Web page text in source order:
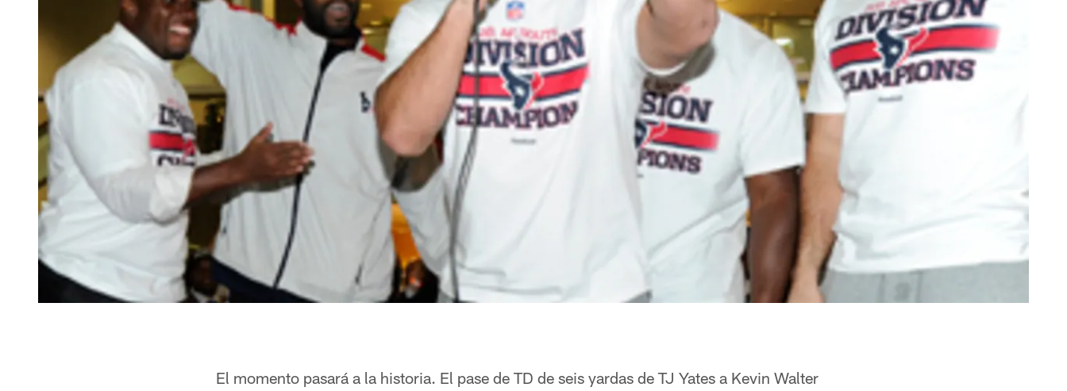
El momento pasará a la historia. El pase de TD de seis yardas de TJ Yates a Kevin Walter